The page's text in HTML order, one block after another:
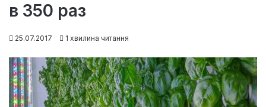
в 350 раз
25.07.2017 1 хвилина читання